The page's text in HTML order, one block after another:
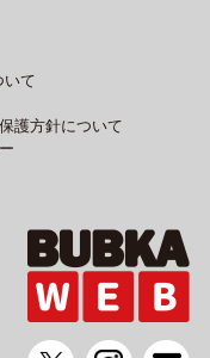
いて
護方針について